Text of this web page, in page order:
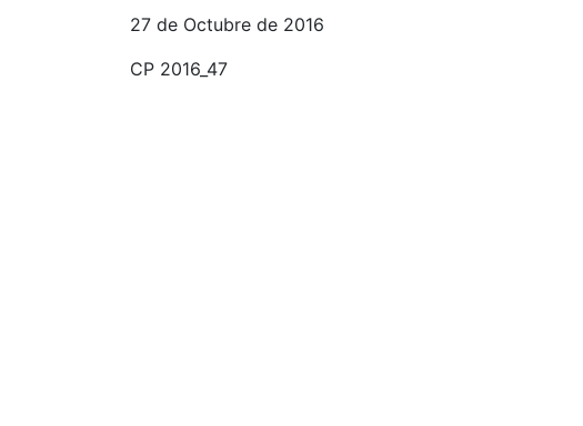
27 de Octubre de 2016
CP 2016_47